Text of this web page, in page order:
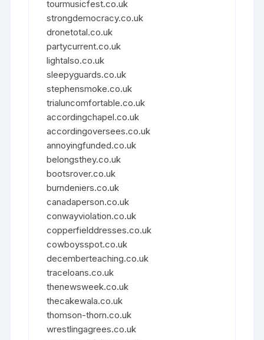
tourmusicfest.co.uk
strongdemocracy.co.uk
dronetotal.co.uk
partycurrent.co.uk
lightalso.co.uk
sleepyguards.co.uk
stephensmoke.co.uk
trialuncomfortable.co.uk
accordingchapel.co.uk
accordingoversees.co.uk
annoyingfunded.co.uk
belongsthey.co.uk
bootsrover.co.uk
burndeniers.co.uk
canadaperson.co.uk
conwayviolation.co.uk
copperfielddresses.co.uk
cowboysspot.co.uk
decemberteaching.co.uk
traceloans.co.uk
thenewsweek.co.uk
thecakewala.co.uk
thomson-thorn.co.uk
wrestlingagrees.co.uk